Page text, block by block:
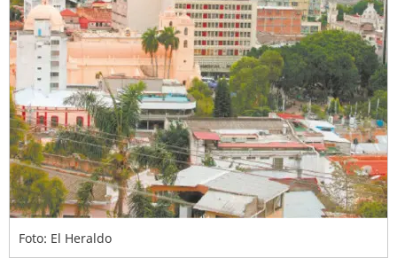
Foto: El Heraldo